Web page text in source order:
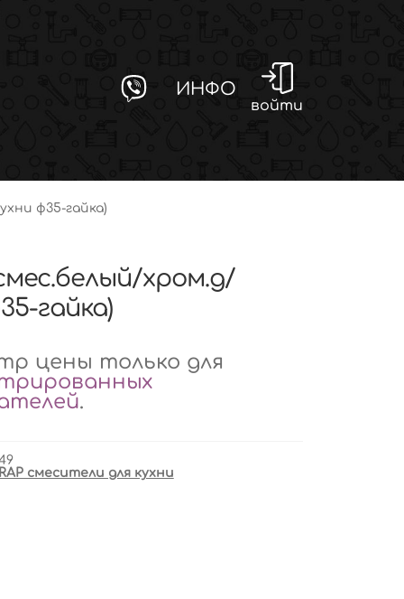
ИНФО
войти
ф35-гайка)
хром.д/
гайка)
цены только для
.
смесители для кухни